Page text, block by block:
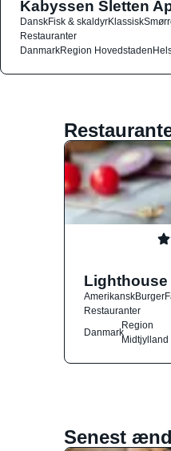
Kabyssen Sletten
DanskFisk & skaldyrKlassisk
Restauranter
DanmarkRegion Hovedstaden
AmerikanskBurger
Restauranter
Danmark
Region
Midtjylland
Senest